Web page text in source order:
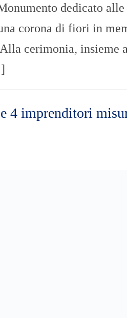
dedicato
corona di fiori in
cerimonia, insieme
4 imprenditori